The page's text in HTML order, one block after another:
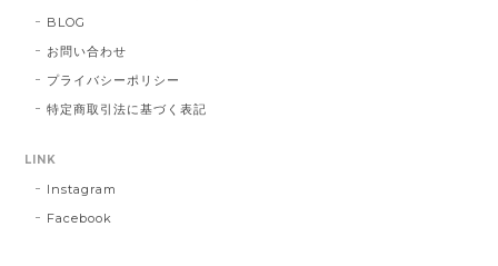
BLOG
お問い合わせ
プライバシーポリシー
特定商取引法に基づく表記
LINK
Instagram
Facebook